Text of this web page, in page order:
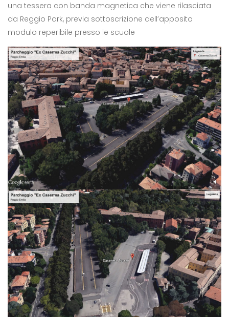
una tessera con banda magnetica che viene rilasciata
da Reggio Park, previa sottoscrizione dell’apposito
modulo reperibile presso le scuole
Parcheggio ex caserma Zucchi